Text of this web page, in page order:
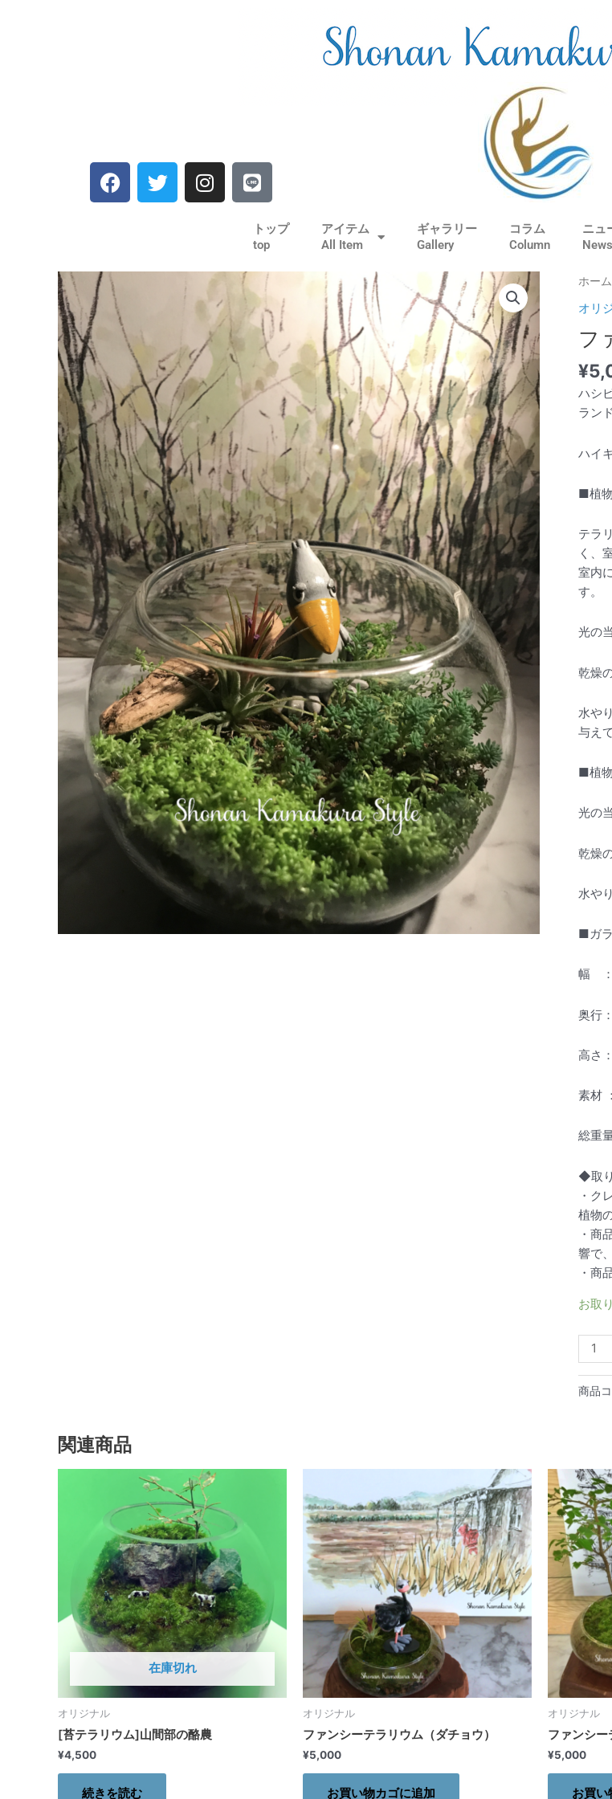
F
a
o
o
k
T
w
e
I
n
g
r
m
L
i
e
トップ
top
アイテム
All Item
ギャラリー
Gallery
コラム
Column
ニュ
News
ホーム
オリ
フ
¥
ハシ
ラン
ハイ
■植
テラ
く、
室内
す。
光の
乾燥
水や
与え
■植
光の
乾燥
水や
■ガ
幅 ：
奥行
高さ
素材
総重
◆取
・ク
植物
・商
響で
・商
お取
フ
ン
シ
テ
ラ
リ
ム
シ
ロ
コ
ウ）
個
商品
関連商品
在庫切れ
オリジナル
[苔テラリウム]山間部の酪農
¥4,500
続きを読む
オリジナル
ファンシーテラリウム（ダチョウ）
¥5,000
お買い物カゴに追加
オリジナル
ファンシー
¥5,000
お買い